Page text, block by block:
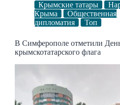
Крымские татары
Крыма
Общественная
дипломатия
Топ
В Симферополе отметили
крымскотатарского флага